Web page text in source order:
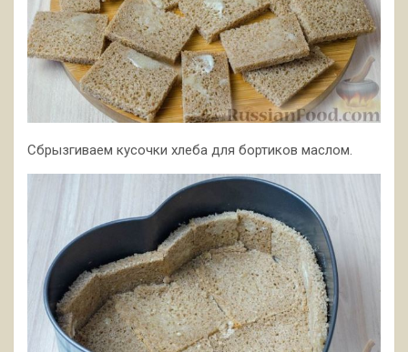
Сбрызгиваем кусочки хлеба для бортиков маслом.